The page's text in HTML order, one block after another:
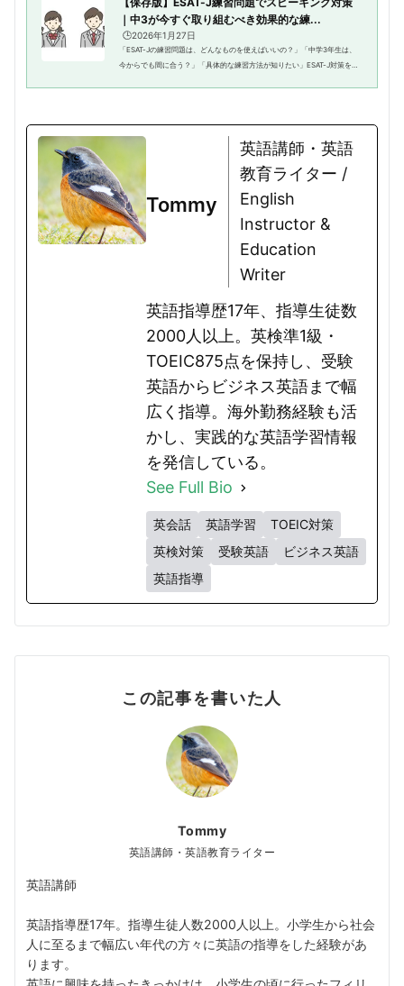
｜中3が今すぐ取り組むべき効果的な練...
🕒️2026年1月27日
「ESAT-Jの練習問題は、どんなものを使えばいいの？」「中学3年生は、
今からでも間に合う？」「具体的な練習方法が知りたい」ESAT-J対策を始
Tommy
英語講師・英語
教育ライター /
English
Instructor &
Education
Writer
英語指導歴17年、指導生徒数
2000人以上。英検準1級・
TOEIC875点を保持し、受験
英語からビジネス英語まで幅
広く指導。海外勤務経験も活
かし、実践的な英語学習情報
を発信している。
See Full Bio
英会話 英語学習
TOEIC対策
英検対策
受験英語
ビジネス英語
英語指導
この記事を書いた人
Tommy
英語講師・英語教育ライター
英語講師
英語指導歴17年。指導生徒人数2000人以上。小学生から社会
人に至るまで幅広い年代の方々に英語の指導をした経験があ
ります。